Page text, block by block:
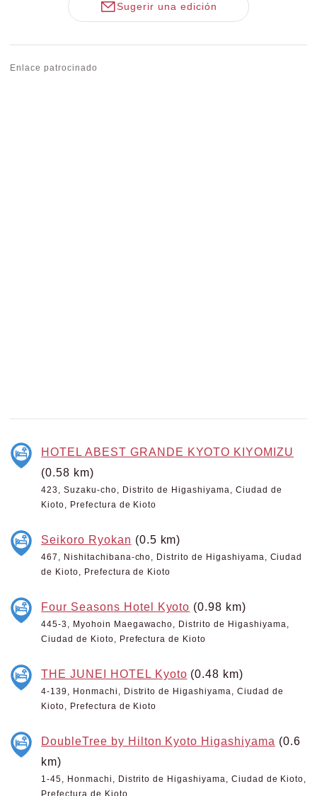
Sugerir una edición
Enlace patrocinado
HOTEL ABEST GRANDE KYOTO KIYOMIZU
(0.58 km)
423, Suzaku-cho, Distrito de Higashiyama, Ciudad de
Kioto, Prefectura de Kioto
Seikoro Ryokan (0.5 km)
467, Nishitachibana-cho, Distrito de Higashiyama, Ciudad
de Kioto, Prefectura de Kioto
Four Seasons Hotel Kyoto (0.98 km)
445-3, Myohoin Maegawacho, Distrito de Higashiyama,
Ciudad de Kioto, Prefectura de Kioto
THE JUNEI HOTEL Kyoto (0.48 km)
4-139, Honmachi, Distrito de Higashiyama, Ciudad de
Kioto, Prefectura de Kioto
DoubleTree by Hilton Kyoto Higashiyama (0.6
km)
1-45, Honmachi, Distrito de Higashiyama, Ciudad de Kioto,
Prefectura de Kioto